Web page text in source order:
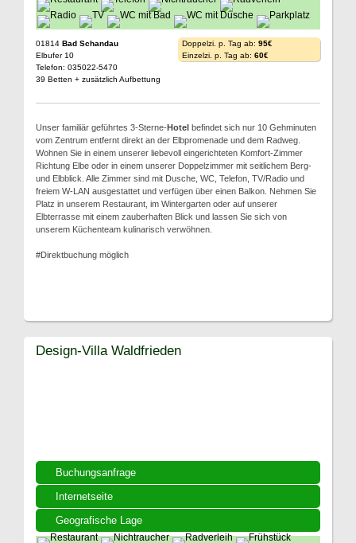
01814 Bad Schandau
Elbufer 10
Telefon: 035022-5470
39 Betten + zusätzlich Aufbettung
Doppelzi. p. Tag ab: 95€
Einzelzi. p. Tag ab: 60€
Unser familiär geführtes 3-Sterne-Hotel befindet sich nur 10 Gehminuten
vom Zentrum entfernt direkt an der Elbpromenade und dem Radweg.
Wohnen Sie in einem unserer liebevoll eingerichteten Komfort-Zimmer
Richtung Elbe oder in einem unserer Doppelzimmer mit seitlichem Berg-
und Elbblick. Alle Zimmer sind mit Dusche, WC, Telefon, TV/Radio und
freiem W-LAN ausgestattet und verfügen über einen Balkon. Nehmen Sie
Platz in unserem Restaurant, im Wintergarten oder auf unserer
Elbterrasse mit einem zauberhaften Blick und lassen Sie sich von
unserem Küchenteam kulinarisch verwöhnen.
#Direktbuchung möglich
Buchungsanfrage
Internetseite
Geografische Lage
Design-Villa Waldfrieden